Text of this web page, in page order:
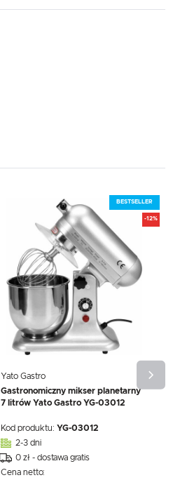
BESTSELLER
-12%
Yato Gastro
Gastronomiczny mikser planetarny
7 litrów Yato Gastro YG-03012
Kod produktu: YG-03012
2-3 dni
0 zł - dostawa gratis
Cena netto: